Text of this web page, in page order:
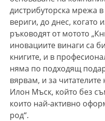
дистрибуторска мрежа
вериги, до днес, когато
ръководят от мотото
иновациите винаги са
книгите, и в
няма по подходящ
вярвам, и за
Илон Мъск, който без
които най-активно
род“.